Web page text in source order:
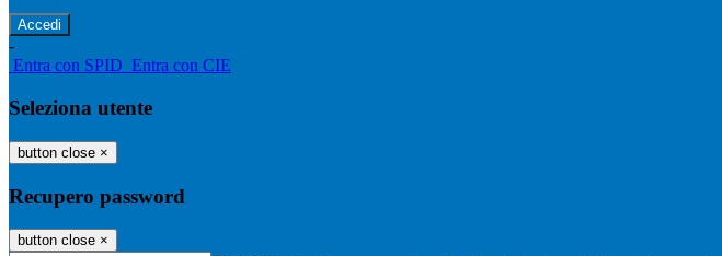
-
Entra con SPID Entra con CIE
Seleziona utente
button close ×
Recupero password
button close ×